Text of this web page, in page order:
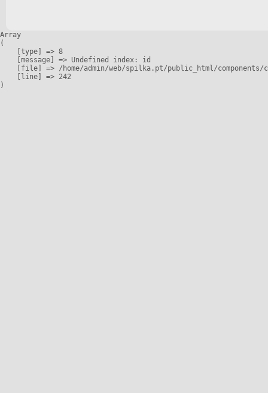
Array
(
    [type] => 8
    [message] => Undefined index: id
[file] => /home/admin/web/spilka.pt/public_html/
    [line] => 242